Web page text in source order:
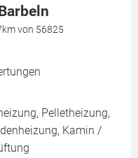
von 56825
Pelletheizung,
Kamin /